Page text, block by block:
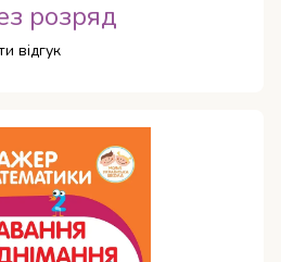
розряд
відгук